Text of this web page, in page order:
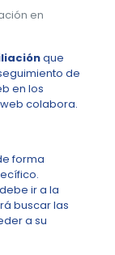
en
que
de
en los
colabora.
forma
ir a la
buscar las
a su